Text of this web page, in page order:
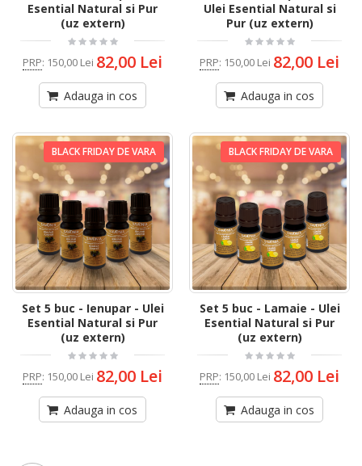
Esential Natural si Pur
(uz extern)
PRP: 150,00 Lei 82,00 Lei
Adauga in cos
Ulei Esential Natural si
Pur (uz extern)
PRP: 150,00 Lei 82,00 Lei
Adauga in cos
BLACK FRIDAY DE VARA
Set 5 buc - Ienupar - Ulei
Esential Natural si Pur
(uz extern)
PRP: 150,00 Lei 82,00 Lei
Adauga in cos
BLACK FRIDAY DE VARA
Set 5 buc - Lamaie - Ulei
Esential Natural si Pur
(uz extern)
PRP: 150,00 Lei 82,00 Lei
Adauga in cos